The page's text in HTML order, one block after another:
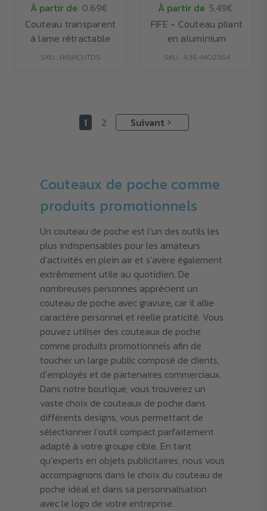
À partir de 0.69€
Couteau transparent
à lame rétractable
SKU : HIGHCUTDS
À partir de 5.49€
FIFE - Couteau pliant
en aluminium
SKU : A36-MO2364
1 2 Suivant
Couteaux de poche comme
produits promotionnels
Un couteau de poche est l’un des outils les
plus indispensables pour les amateurs
d’activités en plein air et s’avère également
extrêmement utile au quotidien. De
nombreuses personnes apprécient un
couteau de poche avec gravure, car il allie
caractère personnel et réelle praticité. Vous
pouvez utiliser des couteaux de poche
comme produits promotionnels afin de
toucher un large public composé de clients,
d’employés et de partenaires commerciaux.
Dans notre boutique, vous trouverez un
vaste choix de couteaux de poche dans
différents designs, vous permettant de
sélectionner l’outil compact parfaitement
adapté à votre groupe cible. En tant
qu’experts en objets publicitaires, nous vous
accompagnons dans le choix du couteau de
poche idéal et dans sa personnalisation
avec le logo de votre entreprise.